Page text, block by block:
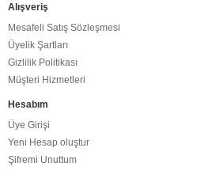
Alışveriş
Mesafeli Satış Sözleşmesi
Üyelik Şartları
Gizlilik Politikası
Müşteri Hizmetleri
Hesabım
Üye Girişi
Yeni Hesap oluştur
Şifremi Unuttum